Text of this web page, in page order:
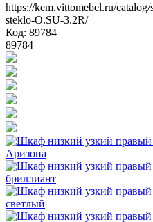
https://kem.vittomebel.ru/
steklo-O.SU-3.2R/
Код: 89784
89784